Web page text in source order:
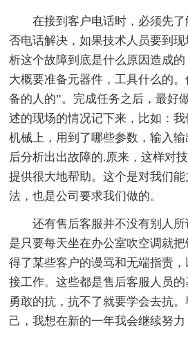
在接到客户电话时，必须先了
否电话解决，如果技术人员要到
析这个故障到底是什么原因造成
大概要准备元器件，工具什么的
备的人的”。完成任务之后，最好
述的现场的情况记下来，比如：
机械上，用到了哪些参数，输入
后分析出出故障的.原来，这样对
提供很大地帮助。这个是对我们
法，也是公司要求我们做的。
还有售后客服并不没有别人所
是只要每天坐在办公室吹空调就
得了某些客户的谩骂和无端指责
接工作。这些都是售后客服人员
勇敢的抗，抗不了就要学会去抗
己，我想在新的一年我会继续努力